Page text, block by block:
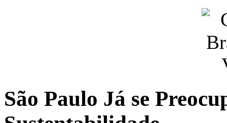
São Paulo Já se